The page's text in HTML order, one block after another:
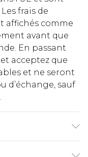
frais de
affichés comme
avant que
En passant
acceptez que
et ne seront
d’échange, sauf